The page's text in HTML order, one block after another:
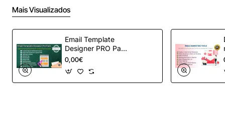
Mais Visualizados
Email Template
Designer PRO Pack
– Automação de e-
mail definitiva para
OpenCart
0,00€